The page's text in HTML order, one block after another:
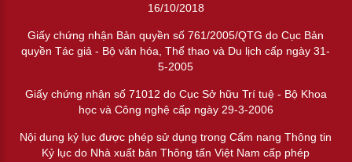
16/10/2018
Giấy chứng nhận Bản quyền số 761/2005/QTG do Cục Bản
quyền Tác giả - Bộ văn hóa, Thể thao và Du lịch cấp ngày 31-
5-2005
Giấy chứng nhận số 71012 do Cục Sở hữu Trí tuệ - Bộ Khoa
học và Công nghệ cấp ngày 29-3-2006
Nội dung kỷ lục được phép sử dụng trong Cẩm nang Thông tin
Kỷ lục do Nhà xuất bản Thông tấn Việt Nam cấp phép